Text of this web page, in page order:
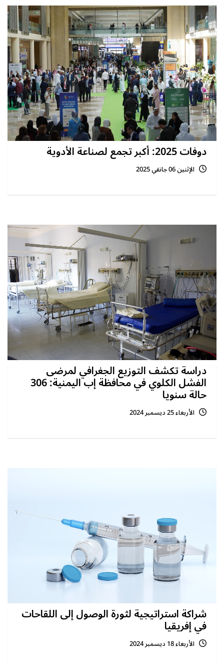
دوفات 2025: أكبر تجمع لصناعة الأدوية
الإثنين 06 جانفي 2025
دراسة تكشف التوزيع الجغرافي لمرضى
الفشل الكلوي في محافظة إب اليمنية: 306
حالة سنويا
الأربعاء 25 ديسمبر 2024
شراكة استراتيجية لثورة الوصول إلى اللقاحات
في إفريقيا
الأربعاء 18 ديسمبر 2024